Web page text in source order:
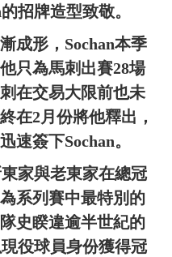
招牌造型致敬。
成形，Sochan本季
只為馬刺出賽28場
在交易大限前也未
在2月份將他釋出，
速簽下Sochan。
家與老東家在總冠
系列賽中最特別的
史睽違逾半世紀的
役球員身份獲得冠